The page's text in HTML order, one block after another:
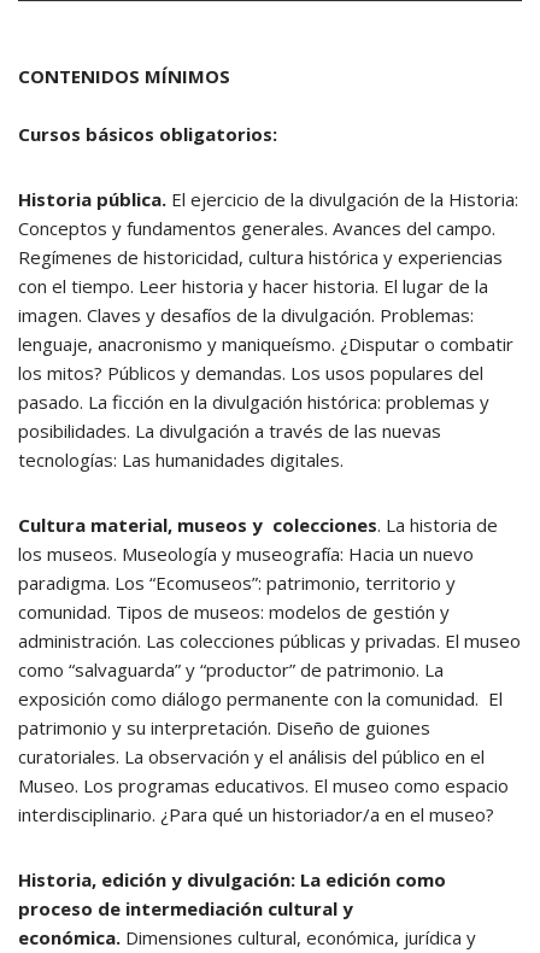
CONTENIDOS MÍNIMOS
Cursos básicos obligatorios:
Historia pública. El ejercicio de la divulgación de la Historia:
Conceptos y fundamentos generales. Avances del campo.
Regímenes de historicidad, cultura histórica y experiencias
con el tiempo. Leer historia y hacer historia. El lugar de la
imagen. Claves y desafíos de la divulgación. Problemas:
lenguaje, anacronismo y maniqueísmo. ¿Disputar o combatir
los mitos? Públicos y demandas. Los usos populares del
pasado. La ficción en la divulgación histórica: problemas y
posibilidades. La divulgación a través de las nuevas
tecnologías: Las humanidades digitales.
Cultura material, museos y colecciones. La historia de
los museos. Museología y museografía: Hacia un nuevo
paradigma. Los “Ecomuseos”: patrimonio, territorio y
comunidad. Tipos de museos: modelos de gestión y
administración. Las colecciones públicas y privadas. El museo
como “salvaguarda” y “productor” de patrimonio. La
exposición como diálogo permanente con la comunidad. El
patrimonio y su interpretación. Diseño de guiones
curatoriales. La observación y el análisis del público en el
Museo. Los programas educativos. El museo como espacio
interdisciplinario. ¿Para qué un historiador/a en el museo?
Historia, edición y divulgación: La edición como
proceso de intermediación cultural y
económica. Dimensiones cultural, económica, jurídica y